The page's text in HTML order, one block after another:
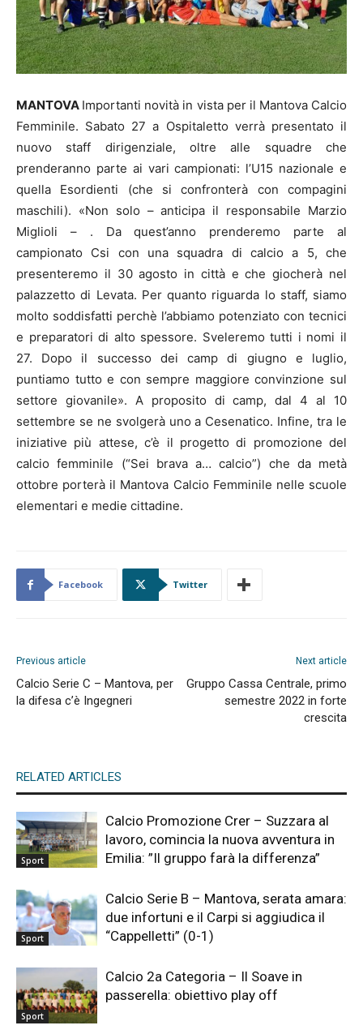
MANTOVA Importanti novità in vista per il Mantova Calcio
Femminile. Sabato 27 a Ospitaletto verrà presentato il
nuovo staff dirigenziale, oltre alle squadre che
prenderanno parte ai vari campionati: l’U15 nazionale e
quella Esordienti (che si confronterà con compagini
maschili). «Non solo – anticipa il responsabile Marzio
Miglioli – . Da quest’anno prenderemo parte al
campionato Csi con una squadra di calcio a 5, che
presenteremo il 30 agosto in città e che giocherà nel
palazzetto di Levata. Per quanto riguarda lo staff, siamo
molto soddisfatti perchè l’abbiamo potenziato con tecnici
e preparatori di alto spessore. Sveleremo tutti i nomi il
27. Dopo il successo dei camp di giugno e luglio,
puntiamo tutto e con sempre maggiore convinzione sul
settore giovanile». A proposito di camp, dal 4 al 10
settembre se ne svolgerà uno a Cesenatico. Infine, tra le
iniziative più attese, c’è il progetto di promozione del
calcio femminile (“Sei brava a… calcio”) che da metà
ottobre porterà il Mantova Calcio Femminile nelle scuole
elementari e medie cittadine.
Facebook Twitter
Previous article
Calcio Serie C – Mantova, per
la difesa c’è Ingegneri
Next article
Gruppo Cassa Centrale, primo
semestre 2022 in forte
crescita
RELATED ARTICLES
Sport
Calcio Promozione Crer – Suzzara al
lavoro, comincia la nuova avventura in
Emilia: ”Il gruppo farà la differenza”
Sport
Calcio Serie B – Mantova, serata amara:
due infortuni e il Carpi si aggiudica il
“Cappelletti” (0-1)
Sport
Calcio 2a Categoria – Il Soave in
passerella: obiettivo play off